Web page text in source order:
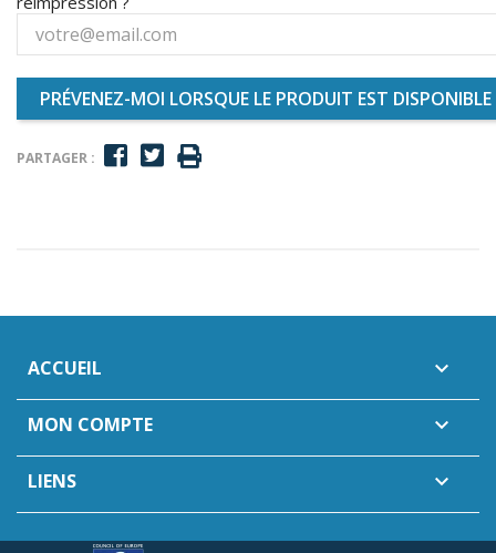
PRÉVENEZ-MOI LORSQUE LE PRODUIT EST DISPONIBLE
PARTAGER :
ACCUEIL 
MON COMPTE 
LIENS 